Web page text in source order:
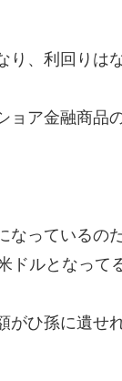
、利回りは
ア金融商品
っているの
ルとなってる
がひ孫に遺せ